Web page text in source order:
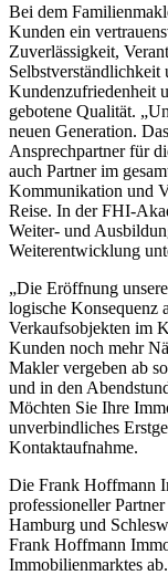
Bei dem
Kunden ein
Zuverlässigkeit,
Kundenzufriedenheit
gebotene Qualität.
neuen Generation.
Ansprechpartner für
auch Partner im
Kommunikation und
Reise. In der FHI-
Weiter- und
Weiterentwicklung
„Die Eröffnung
logische Konsequenz
Verkaufsobjekten im
Kunden noch mehr
Makler vergeben ab
und in den
Möchten Sie Ihre
unverbindliches
Kontaktaufnahme.
Die Frank Hoffmann
professioneller
Hamburg und
Frank Hoffmann
Immobilienmarktes ab.